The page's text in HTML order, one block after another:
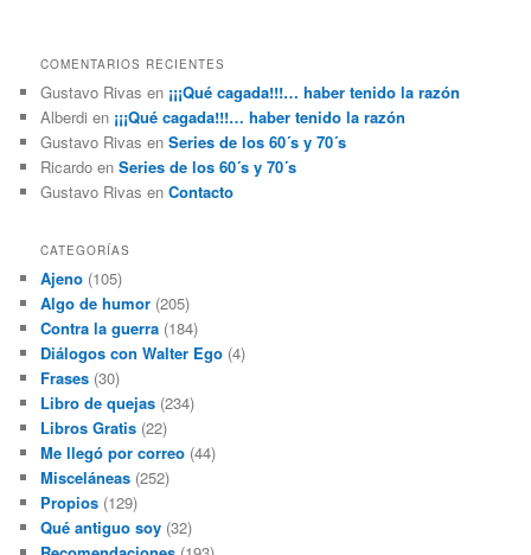
COMENTARIOS RECIENTES
Gustavo Rivas en ¡¡¡Qué cagada!!!… haber tenido la razón
Alberdi en ¡¡¡Qué cagada!!!… haber tenido la razón
Gustavo Rivas enSeries de los 60´s y 70´s
Ricardo enSeries de los 60´s y 70´s
Gustavo Rivas enContacto
CATEGORÍAS
Ajeno (105)
Algo de humor (205)
Contra la guerra (184)
Diálogos con Walter Ego (4)
Frases (30)
Libro de quejas (234)
Libros Gratis (22)
Me llegó por correo (44)
Misceláneas (252)
Propios (129)
Qué antiguo soy (32)